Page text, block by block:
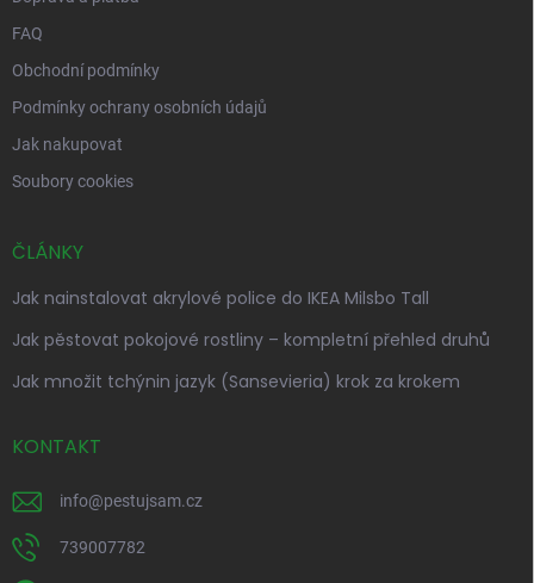
FAQ
Obchodní podmínky
Podmínky ochrany osobních údajů
Jak nakupovat
Soubory cookies
ČLÁNKY
Jak nainstalovat akrylové police do IKEA Milsbo Tall
Jak pěstovat pokojové rostliny – kompletní přehled druhů
Jak množit tchýnin jazyk (Sansevieria) krok za krokem
KONTAKT
info@pestujsam.cz
739007782